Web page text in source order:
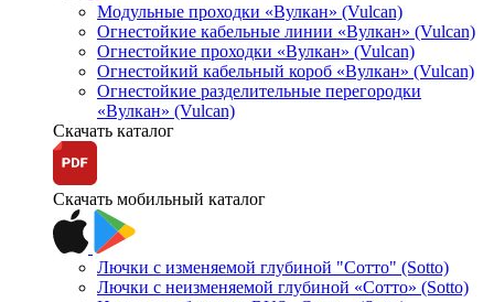
Модульные проходки «Вулкан» (Vulcan)
Огнестойкие кабельные линии «Вулкан» (Vulcan)
Огнестойкие проходки «Вулкан» (Vulcan)
Огнестойкий кабельный короб «Вулкан» (Vulcan)
Огнестойкие разделительные перегородки
«Вулкан» (Vulcan)
Скачать каталог
Скачать мобильный каталог
Лючки с изменяемой глубиной "Сотто" (Sotto)
Лючки с неизменяемой глубиной «Сотто» (Sotto)